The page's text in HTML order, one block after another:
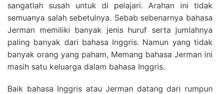
sangatlah susah untuk di pelajari. Arahan ini tidak
semuanya salah sebetulnya. Sebab sebenarnya bahasa
Jerman memiliki banyak jenis huruf serta jumlahnya
paling banyak dari bahasa Inggris. Namun yang tidak
banyak orang yang paham, Memang bahasa Jerman ini
masih satu keluarga dalam bahasa Inggris.
Baik bahasa Inggris atau Jerman datang dari rumpun